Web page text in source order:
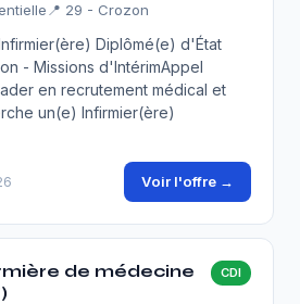
📍 29 - Crozon
Diplômé(e) d'État
- Missions d'IntérimAppel
en recrutement médical et
un(e) Infirmier(ère)
Voir l'offre →
de médecine
CDI